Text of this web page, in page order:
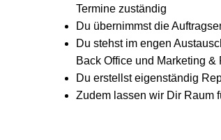
Termine zuständig
Du übernimmst die
Du stehst im engen
Back Office und Marketing &
Du erstellst eigenständig
Zudem lassen wir Dir Raum